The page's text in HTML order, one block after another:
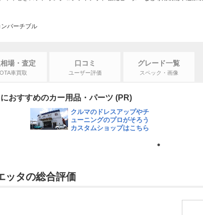
バーチブル
場・査定
車買取
口コミ
ユーザー評価
グレード一覧
スペック・画像
おすすめのカー用品・パーツ (PR)
クルマのドレスアップやチ
ューニングのプロがそろう
カスタムショップはこちら
ッタの総合評価